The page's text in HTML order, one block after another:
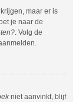
maar er is
je naar de
. Volg de
niet aanvinkt, blijf